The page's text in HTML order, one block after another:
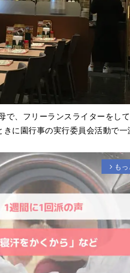
で、フリーランスライターをし
に園行事の実行委員会活動で一
arrow_forward_ios も